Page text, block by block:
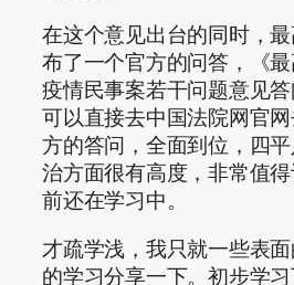
在这个意见出台的同时，
布了一个官方的问答，《
疫情民事案若干问题意见
可以直接去中国法院网官
方的答问，全面到位，四
治方面很有高度，非常值
前还在学习中。
才疏学浅，我只就一些表
的学习分享一下。初步学